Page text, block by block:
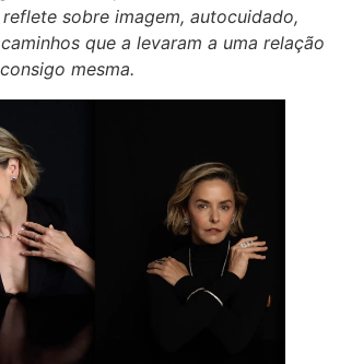
sobre imagem, autocuidado,
que a levaram a uma relação
mesma.